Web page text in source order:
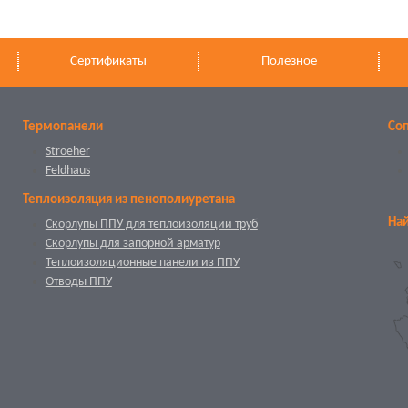
Сертификаты Полезное
Термопанели
Stroeher
Feldhaus
Теплоизоляция из пенополиуретана
Скорлупы ППУ для теплоизоляции труб
Скорлупы для запорной арматур
Теплоизоляционные панели из ППУ
Отводы ППУ